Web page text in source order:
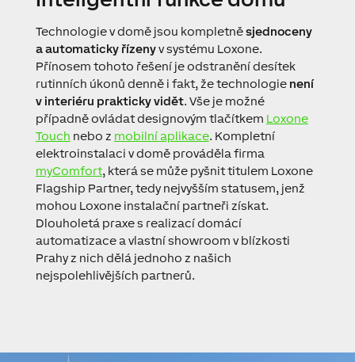
Technologie v domě jsou kompletněsjednoceny
a automaticky řízenyv systému Loxone.
Přínosem tohoto řešení je odstranění desítek
rutinních úkonů denně i fakt, že technologie není
v interiéru prakticky vidět. Vše je možné
případně ovládat designovým tlačítkem Loxone
Touch nebo z mobilní aplikace. Kompletní
elektroinstalaci v domě prováděla firma
myComfort, která se může pyšnit titulem Loxone
Flagship Partner, tedy nejvyšším statusem, jenž
mohou Loxone instalační partneři získat.
Dlouholetá praxe s realizací domácí
automatizace a vlastní showroom v blízkosti
Prahy z nich dělá jednoho z našich
nejspolehlivějších partnerů.